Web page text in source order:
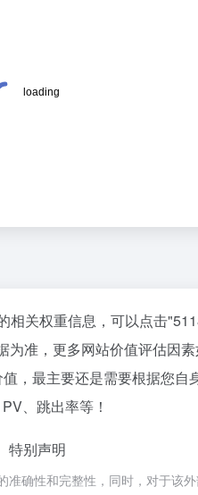
相关权重信息，可以点击"
准，更多网站价值评估因
，最主要还是需要根据您自
、跳出率等！
特别声明
确性和完整性，同时，对于该